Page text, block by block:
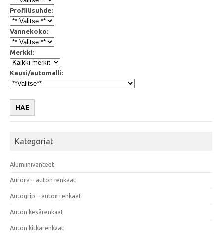
Profiilisuhde:
Vannekoko:
Merkki:
Kausi/automalli:
HAE
Kategoriat
Alumiinivanteet
Aurora – auton renkaat
Autogrip – auton renkaat
Auton kesärenkaat
Auton kitkarenkaat